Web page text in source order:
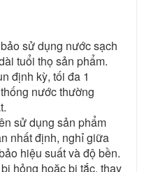
sử dụng nước sạch
tuổi thọ sản phẩm.
định kỳ, tối đa 1
nước thường
sử dụng sản phẩm
nhất định, nghỉ giữa
hiệu suất và độ bền.
hỏng hoặc bị tắc, thay